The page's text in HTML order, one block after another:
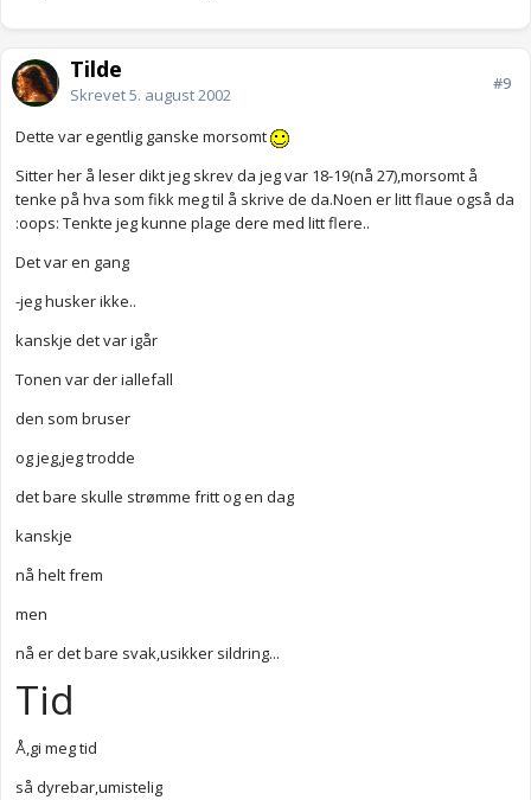
Tilde
Skrevet5. august 2002
#9
Dette var egentlig ganske morsomt
Sitter her å leser dikt jeg skrev da jeg var 18-19(nå 27),morsomt å
tenke på hva som fikk meg til å skrive de da.Noen er litt flaue også da
:oops: Tenkte jeg kunne plage dere med litt flere..
Det var en gang
-jeg husker ikke..
kanskje det var igår
Tonen var der iallefall
den som bruser
og jeg,jeg trodde
det bare skulle strømme fritt og en dag
kanskje
nå helt frem
men
nå er det bare svak,usikker sildring...
Tid
Å,gi meg tid
så dyrebar,umistelig